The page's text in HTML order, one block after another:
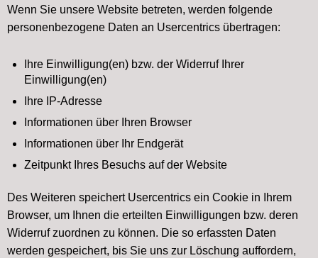
Wenn Sie unsere Website betreten, werden folgende
personenbezogene Daten an Usercentrics übertragen:
Ihre Einwilligung(en) bzw. der Widerruf Ihrer
Einwilligung(en)
Ihre IP-Adresse
Informationen über Ihren Browser
Informationen über Ihr Endgerät
Zeitpunkt Ihres Besuchs auf der Website
Des Weiteren speichert Usercentrics ein Cookie in Ihrem
Browser, um Ihnen die erteilten Einwilligungen bzw. deren
Widerruf zuordnen zu können. Die so erfassten Daten
werden gespeichert, bis Sie uns zur Löschung auffordern,